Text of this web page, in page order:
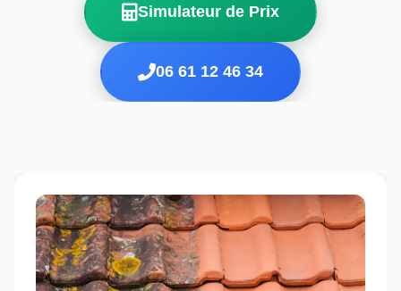
Simulateur de Prix
06 61 12 46 34